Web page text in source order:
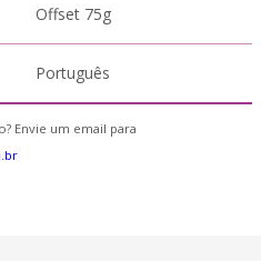
Offset 75g
Português
Envie um email para